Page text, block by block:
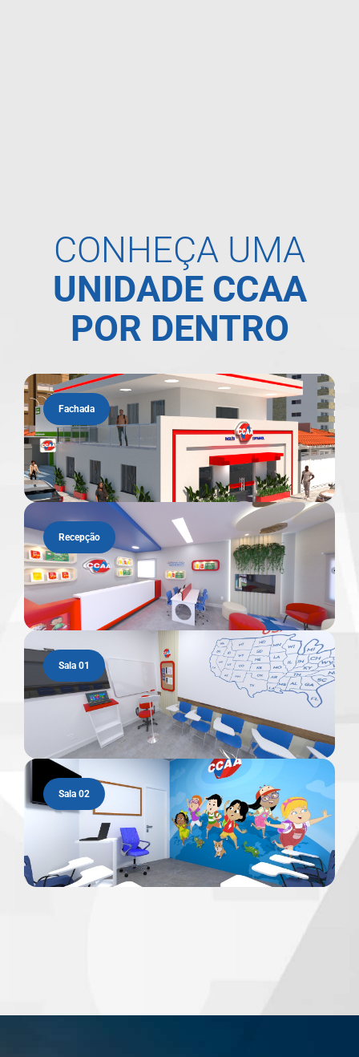
CONHEÇA UMA
UNIDADE CCAA
POR DENTRO
Fachada
Recepção
Sala 01
Sala 02